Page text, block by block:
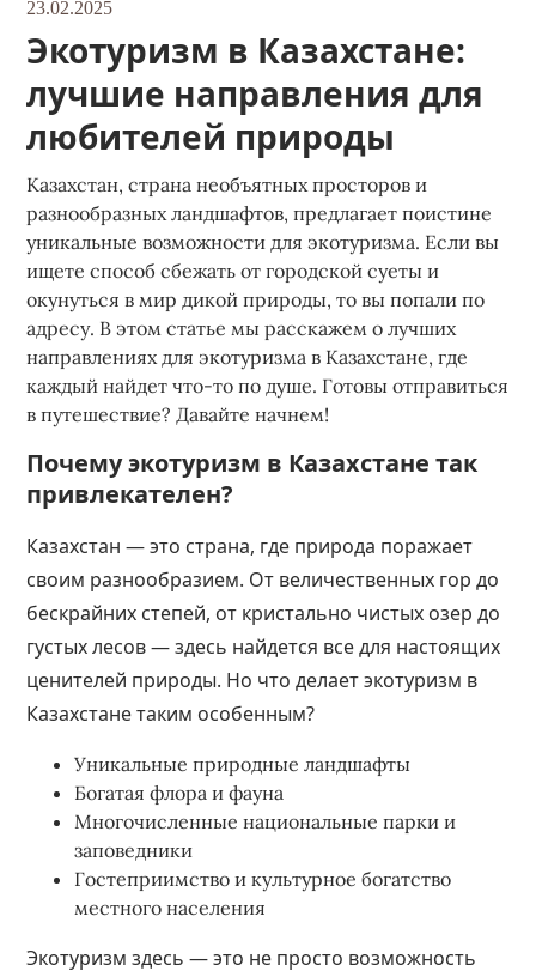
23.02.2025
Экотуризм в Казахстане:
лучшие направления для
любителей природы
Казахстан, страна необъятных просторов и
разнообразных ландшафтов, предлагает поистине
уникальные возможности для экотуризма. Если вы
ищете способ сбежать от городской суеты и
окунуться в мир дикой природы, то вы попали по
адресу. В этом статье мы расскажем о лучших
направлениях для экотуризма в Казахстане, где
каждый найдет что-то по душе. Готовы отправиться
в путешествие? Давайте начнем!
Почему экотуризм в Казахстане так
привлекателен?
Казахстан — это страна, где природа поражает
своим разнообразием. От величественных гор до
бескрайних степей, от кристально чистых озер до
густых лесов — здесь найдется все для настоящих
ценителей природы. Но что делает экотуризм в
Казахстане таким особенным?
Уникальные природные ландшафты
Богатая флора и фауна
Многочисленные национальные парки и
заповедники
Гостеприимство и культурное богатство
местного населения
Экотуризм здесь — это не просто возможность